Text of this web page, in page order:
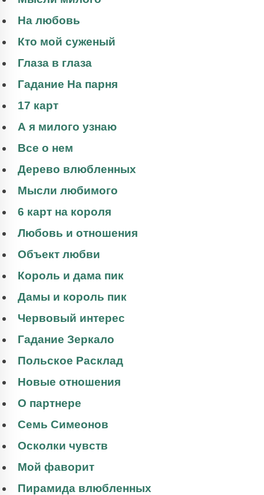
На любовь
Кто мой суженый
Глаза в глаза
Гадание На парня
17 карт
А я милого узнаю
Все о нем
Дерево влюбленных
Мысли любимого
6 карт на короля
Любовь и отношения
Объект любви
Король и дама пик
Дамы и король пик
Червовый интерес
Гадание Зеркало
Польское Расклад
Новые отношения
О партнере
Семь Симеонов
Осколки чувств
Мой фаворит
Пирамида влюбленных